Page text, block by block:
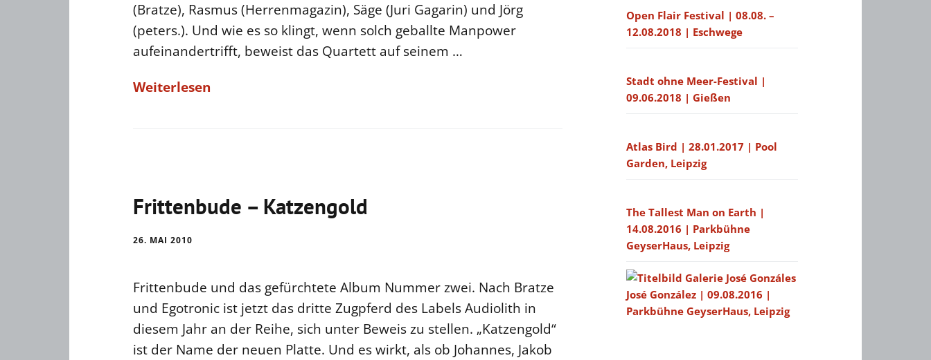
(Bratze), Rasmus (Herrenmagazin), Säge (Juri Gagarin) und Jörg
(peters.). Und wie es so klingt, wenn solch geballte Manpower
aufeinandertrifft, beweist das Quartett auf seinem …
Weiterlesen
Frittenbude – Katzengold
26. MAI 2010
Frittenbude und das gefürchtete Album Nummer zwei. Nach Bratze
und Egotronic ist jetzt das dritte Zugpferd des Labels Audiolith in
diesem Jahr an der Reihe, sich unter Beweis zu stellen. „Katzengold“
ist der Name der neuen Platte. Und es wirkt, als ob Johannes, Jakob
Open Flair Festival | 08.08. –
12.08.2018 | Eschwege
Stadt ohne Meer-Festival |
09.06.2018 | Gießen
Atlas Bird | 28.01.2017 | Pool
Garden, Leipzig
The Tallest Man on Earth |
14.08.2016 | Parkbühne
GeyserHaus, Leipzig
José González | 09.08.2016 |
Parkbühne GeyserHaus, Leipzig